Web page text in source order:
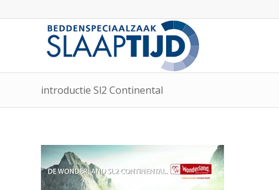
introductie Sl2 Continental